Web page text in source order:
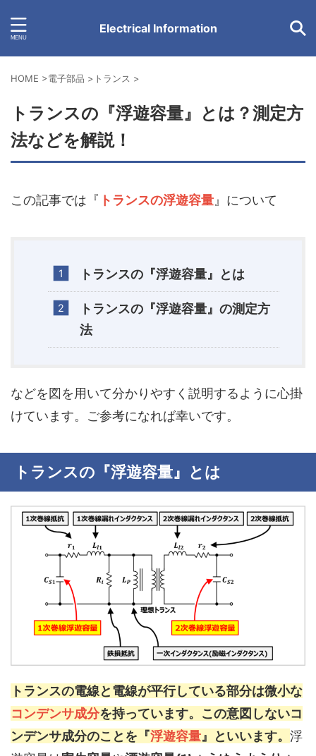
Electrical Information
HOME >電子部品 > トランス >
トランスの『浮遊容量』とは？測定方
法などを解説！
この記事では『 トランスの浮遊容量 』について
トランスの『浮遊容量』とは
トランスの『浮遊容量』の測定方
法
などを図を用いて分かりやすく説明するように心掛
けています。ご参考になれば幸いです。
トランスの『浮遊容量』とは
トランスの電線と電線が平行している部分は微小な
コンデンサ成分を持っています。この意図しないコ
ンデンサ成分のことを『浮遊容量』といいます。 浮